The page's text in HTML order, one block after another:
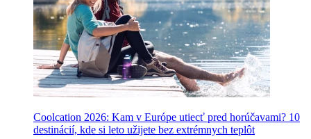
Coolcation 2026: Kam v Európe utiecť pred horúčavami? 10
destinácií, kde si leto užijete bez extrémnych teplôt